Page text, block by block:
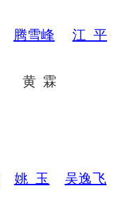
腾雪峰
江 平
黄 霖
姚 玉
吴逸飞